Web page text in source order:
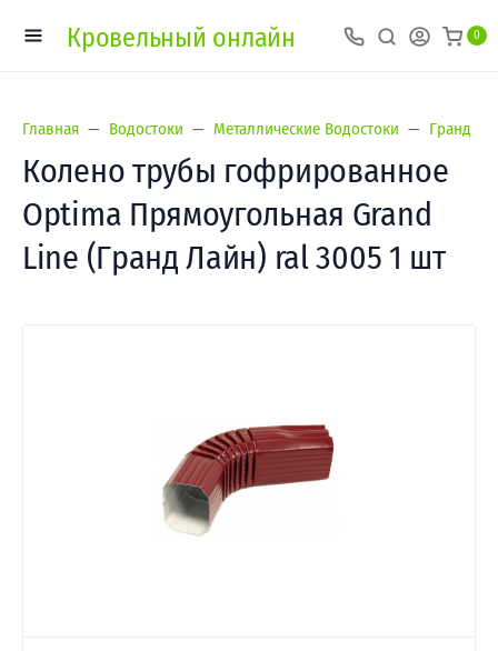
Кровельный онлайн 0
Главная Водостоки Металлические Водостоки Гранд
Колено трубы гофрированное
Optima Прямоугольная Grand
Line (Гранд Лайн) ral 3005 1 шт